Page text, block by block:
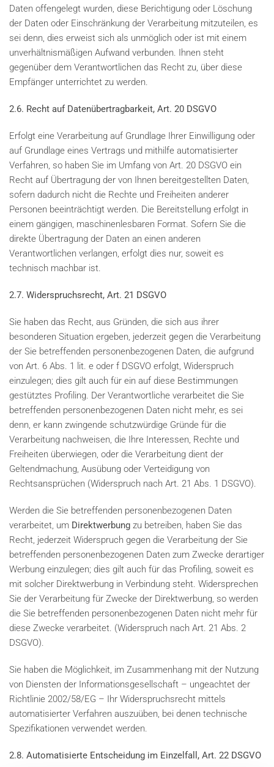
Daten offengelegt wurden, diese Berichtigung oder Löschung
der Daten oder Einschränkung der Verarbeitung mitzuteilen, es
sei denn, dies erweist sich als unmöglich oder ist mit einem
unverhältnismäßigen Aufwand verbunden. Ihnen steht
gegenüber dem Verantwortlichen das Recht zu, über diese
Empfänger unterrichtet zu werden.
2.6. Recht auf Datenübertragbarkeit, Art. 20 DSGVO
Erfolgt eine Verarbeitung auf Grundlage Ihrer Einwilligung oder
auf Grundlage eines Vertrags und mithilfe automatisierter
Verfahren, so haben Sie im Umfang von Art. 20 DSGVO ein
Recht auf Übertragung der von Ihnen bereitgestellten Daten,
sofern dadurch nicht die Rechte und Freiheiten anderer
Personen beeinträchtigt werden. Die Bereitstellung erfolgt in
einem gängigen, maschinenlesbaren Format. Sofern Sie die
direkte Übertragung der Daten an einen anderen
Verantwortlichen verlangen, erfolgt dies nur, soweit es
technisch machbar ist.
2.7. Widerspruchsrecht, Art. 21 DSGVO
Sie haben das Recht, aus Gründen, die sich aus ihrer
besonderen Situation ergeben, jederzeit gegen die Verarbeitung
der Sie betreffenden personenbezogenen Daten, die aufgrund
von Art. 6 Abs. 1 lit. e oder f DSGVO erfolgt, Widerspruch
einzulegen; dies gilt auch für ein auf diese Bestimmungen
gestütztes Profiling. Der Verantwortliche verarbeitet die Sie
betreffenden personenbezogenen Daten nicht mehr, es sei
denn, er kann zwingende schutzwürdige Gründe für die
Verarbeitung nachweisen, die Ihre Interessen, Rechte und
Freiheiten überwiegen, oder die Verarbeitung dient der
Geltendmachung, Ausübung oder Verteidigung von
Rechtsansprüchen (Widerspruch nach Art. 21 Abs. 1 DSGVO).
Werden die Sie betreffenden personenbezogenen Daten
verarbeitet, um Direktwerbung zu betreiben, haben Sie das
Recht, jederzeit Widerspruch gegen die Verarbeitung der Sie
betreffenden personenbezogenen Daten zum Zwecke derartiger
Werbung einzulegen; dies gilt auch für das Profiling, soweit es
mit solcher Direktwerbung in Verbindung steht. Widersprechen
Sie der Verarbeitung für Zwecke der Direktwerbung, so werden
die Sie betreffenden personenbezogenen Daten nicht mehr für
diese Zwecke verarbeitet. (Widerspruch nach Art. 21 Abs. 2
DSGVO).
Sie haben die Möglichkeit, im Zusammenhang mit der Nutzung
von Diensten der Informationsgesellschaft – ungeachtet der
Richtlinie 2002/58/EG – Ihr Widerspruchsrecht mittels
automatisierter Verfahren auszuüben, bei denen technische
Spezifikationen verwendet werden.
2.8. Automatisierte Entscheidung im Einzelfall, Art. 22 DSGVO